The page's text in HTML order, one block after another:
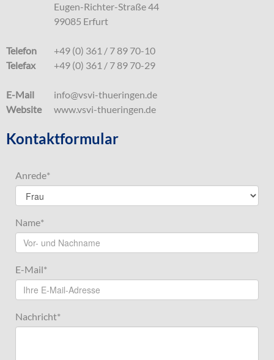
Eugen-Richter-Straße 44
99085 Erfurt
Telefon
+49 (0) 361 / 7 89 70-10
Telefax
+49 (0) 361 / 7 89 70-29
E-Mail
info@vsvi-thueringen.de
Website
www.vsvi-thueringen.de
Kontaktformular
Anrede*
Name*
E-Mail*
Nachricht*